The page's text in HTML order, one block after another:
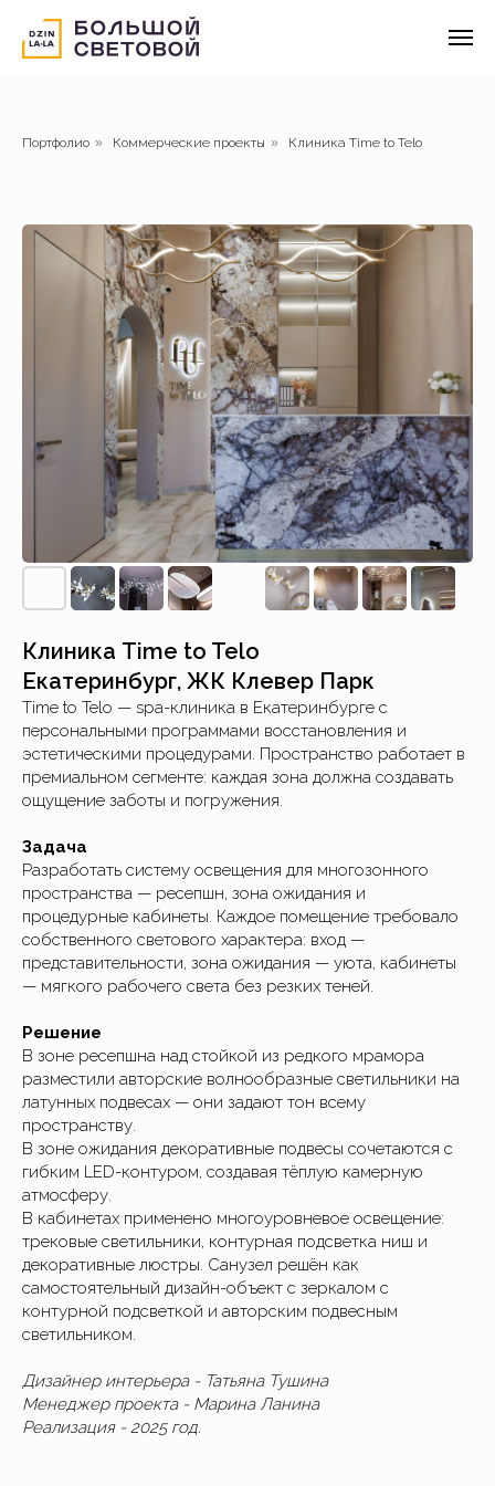
Портфолио » Коммерческие проекты » Клиника Time to Telo
Клиника Time to Telo
Екатеринбург, ЖК Клевер Парк
Time to Telo — spa-клиника в Екатеринбурге с
персональными программами восстановления и
эстетическими процедурами. Пространство работает в
премиальном сегменте: каждая зона должна создавать
ощущение заботы и погружения.
Задача
Разработать систему освещения для многозонного
пространства — ресепшн, зона ожидания и
процедурные кабинеты. Каждое помещение требовало
собственного светового характера: вход —
представительности, зона ожидания — уюта, кабинеты
— мягкого рабочего света без резких теней.
Решение
В зоне ресепшна над стойкой из редкого мрамора
разместили авторские волнообразные светильники на
латунных подвесах — они задают тон всему
пространству.
В зоне ожидания декоративные подвесы сочетаются с
гибким LED-контуром, создавая тёплую камерную
атмосферу.
В кабинетах применено многоуровневое освещение:
трековые светильники, контурная подсветка ниш и
декоративные люстры. Санузел решён как
самостоятельный дизайн-объект с зеркалом с
контурной подсветкой и авторским подвесным
светильником.
Дизайнер интерьера - Татьяна Тушина
Менеджер проекта - Марина Ланина
Реализация - 2025 год.